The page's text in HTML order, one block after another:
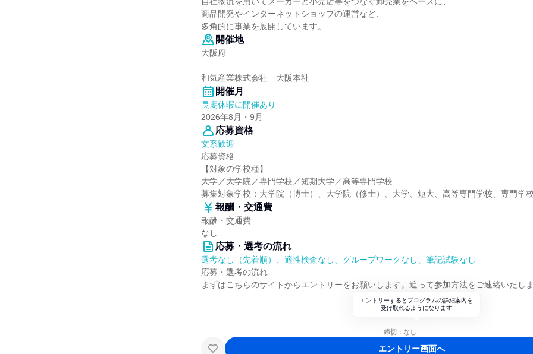
商品開発やインターネットショップの運営など、
多角的に事業を展開しています。
開催地
大阪府
和気産業株式会社 大阪本社
開催月
長期休暇に開催あり
2026年8月・9月
応募資格
文系歓迎
応募資格
【対象の学校種】
大学／大学院／専門学校／短期大学／高等専門学校
募集対象学校：大学院（博士）、大学院（修士）、大学、短大、高等専門学校、専門学校
報酬・交通費
報酬・交通費
なし
応募・選考の流れ
選考なし（先着順）、適性検査なし、グループワークなし、筆記試験なし
応募・選考の流れ
まずはこちらのサイトからエントリーをお願いします。追って参加方法をご連絡いたしま
エントリーするとプログラムの詳細案内を
受け取れるようになります
締切：なし
エントリー画面へ